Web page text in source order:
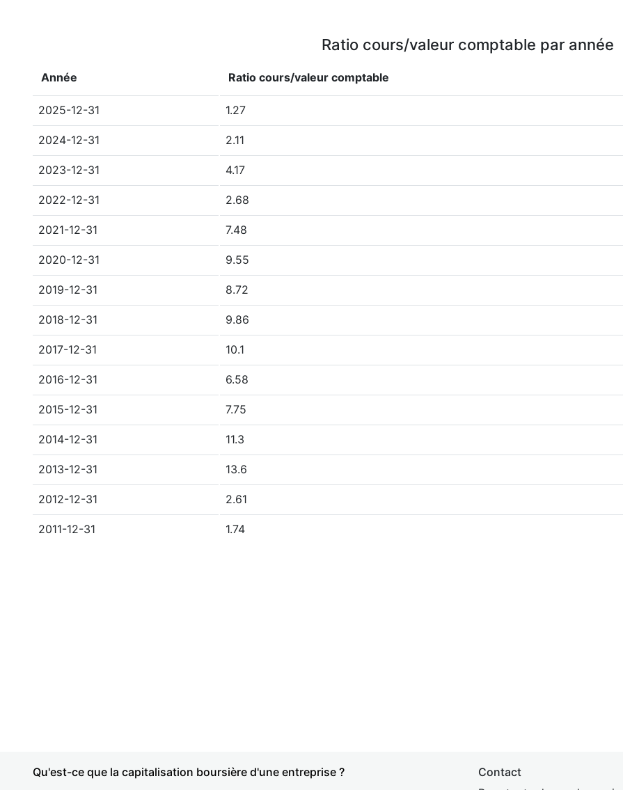
Ratio cours/valeur comptable par année
Année Ratio cours/valeur comptable
2025-12-31 1.27
2024-12-31 2.11
2023-12-31 4.17
2022-12-31 2.68
2021-12-31 7.48
2020-12-31 9.55
2019-12-31 8.72
2018-12-31 9.86
2017-12-31 10.1
2016-12-31 6.58
2015-12-31 7.75
2014-12-31 11.3
2013-12-31 13.6
2012-12-31 2.61
2011-12-31 1.74
Qu'est-ce que la capitalisation boursière d'une entreprise ?
Contact